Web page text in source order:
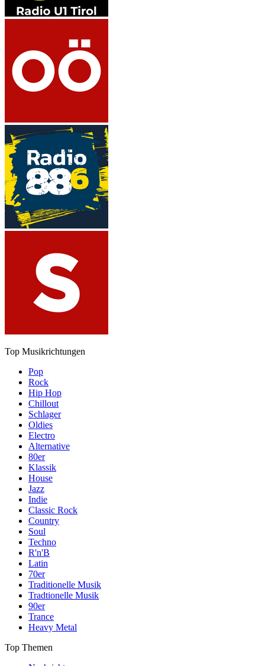
Top Musikrichtungen
Pop
Rock
Hip Hop
Chillout
Schlager
Oldies
Electro
Alternative
80er
Klassik
House
Jazz
Indie
Classic Rock
Country
Soul
Techno
R'n'B
Latin
70er
Traditionelle Musik
Tradtionelle Musik
90er
Trance
Heavy Metal
Top Themen